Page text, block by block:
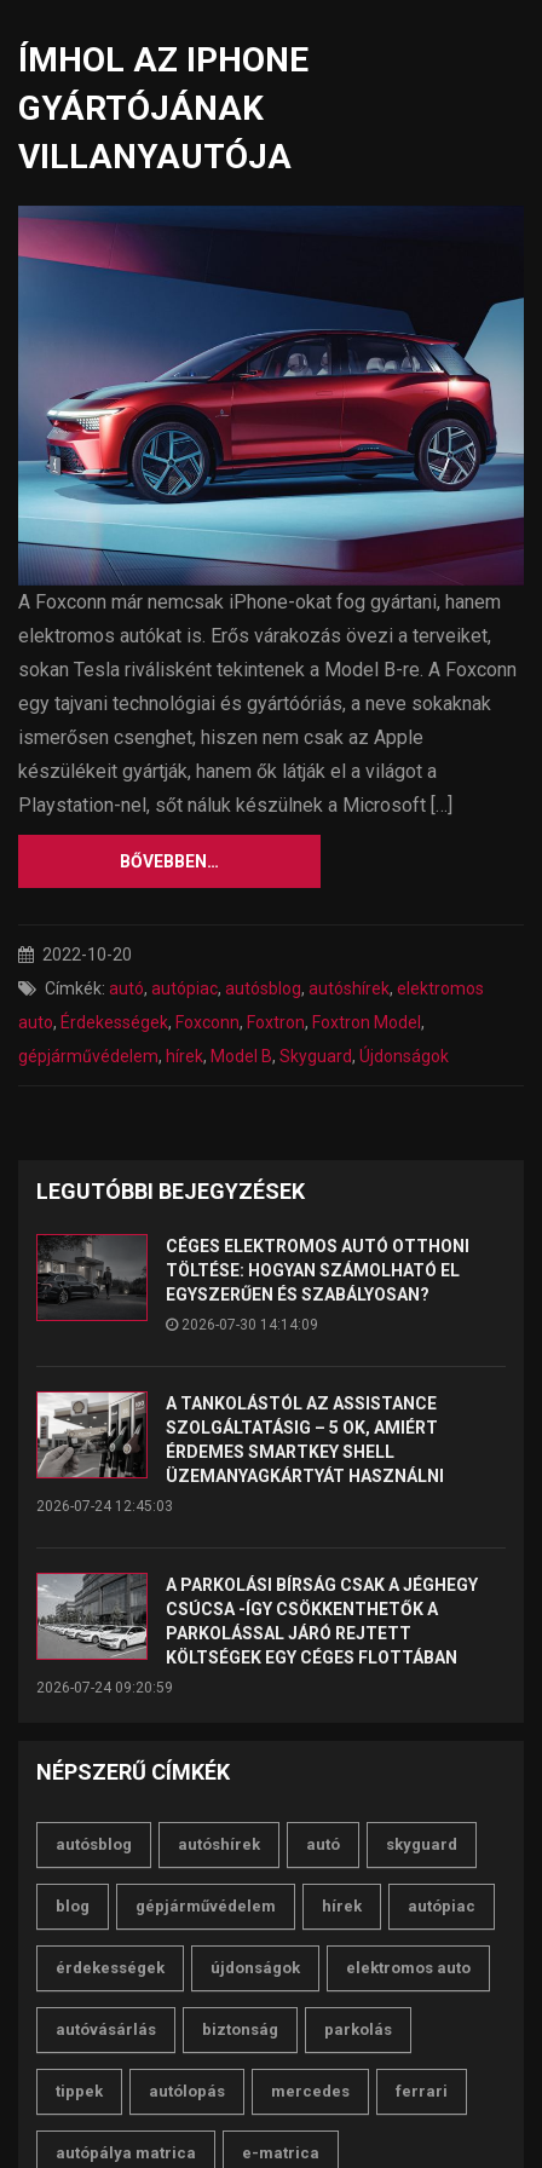
ÍMHOL AZ IPHONE
GYÁRTÓJÁNAK
VILLANYAUTÓJA
A Foxconn már nemcsak iPhone-okat fog gyártani, hanem
elektromos autókat is. Erős várakozás övezi a terveiket,
sokan Tesla riválisként tekintenek a Model B-re. A Foxconn
egy tajvani technológiai és gyártóóriás, a neve sokaknak
ismerősen csenghet, hiszen nem csak az Apple
készülékeit gyártják, hanem ők látják el a világot a
Playstation-nel, sőt náluk készülnek a Microsoft […]
BŐVEBBEN…
2022-10-20
Címkék: autó, autópiac, autósblog, autóshírek, elektromos
auto, Érdekességek, Foxconn, Foxtron, Foxtron Model,
gépjárművédelem, hírek, Model B, Skyguard, Újdonságok
LEGUTÓBBI BEJEGYZÉSEK
CÉGES ELEKTROMOS AUTÓ OTTHONI
TÖLTÉSE: HOGYAN SZÁMOLHATÓ EL
EGYSZERŰEN ÉS SZABÁLYOSAN?
2026-07-30 14:14:09
A TANKOLÁSTÓL AZ ASSISTANCE
SZOLGÁLTATÁSIG – 5 OK, AMIÉRT
ÉRDEMES SMARTKEY SHELL
ÜZEMANYAGKÁRTYÁT HASZNÁLNI
2026-07-24 12:45:03
A PARKOLÁSI BÍRSÁG CSAK A JÉGHEGY
CSÚCSA -ÍGY CSÖKKENTHETŐK A
PARKOLÁSSAL JÁRÓ REJTETT
KÖLTSÉGEK EGY CÉGES FLOTTÁBAN
2026-07-24 09:20:59
NÉPSZERŰ CÍMKÉK
autósblog autóshírek autó skyguard
blog gépjárművédelem hírek autópiac
érdekességek újdonságok elektromos auto
autóvásárlás biztonság parkolás
tippek autólopás mercedes ferrari
autópálya matrica e-matrica